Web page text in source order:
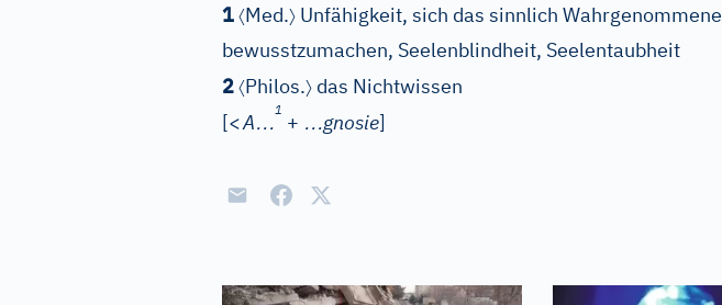
1〈Med.〉 Unfähigkeit, sich das sinnlich Wahrgenommene
bewusstzumachen, Seelenblindheit, Seelentaubheit
2〈Philos.〉 das Nichtwissen
[<A…1
+ …gnosie]